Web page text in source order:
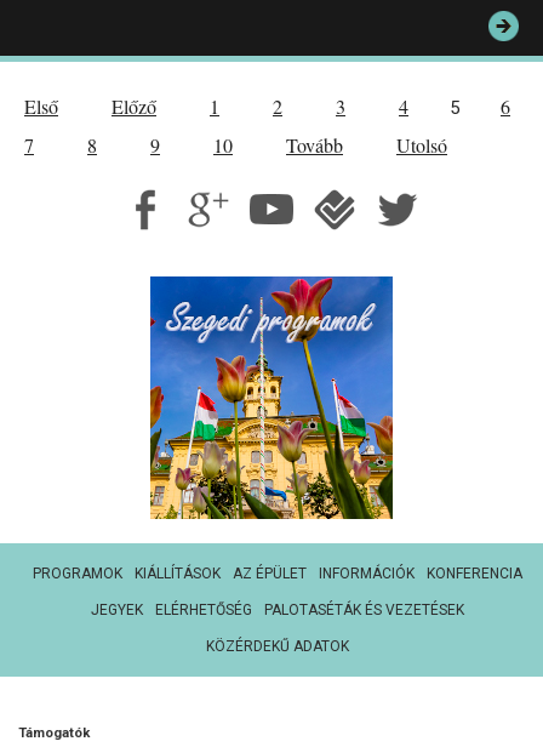
Első Előző 1 2 3 4 5
6
7
8 9 10 Tovább Utolsó
PROGRAMOK KIÁLLÍTÁSOK AZ ÉPÜLET INFORMÁCIÓK KONFERENCIA
JEGYEK ELÉRHETŐSÉG PALOTASÉTÁK ÉS VEZETÉSEK
KÖZÉRDEKŰ ADATOK
Támogatók